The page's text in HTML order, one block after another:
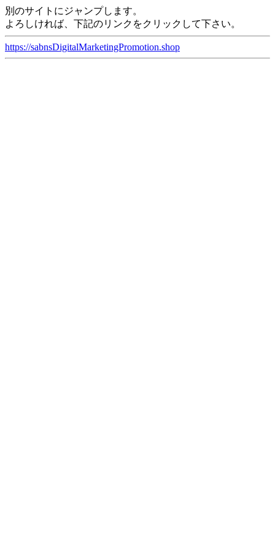
別のサイトにジャンプします。
よろしければ、下記のリンクをクリックして下さい。
https://sabnsDigitalMarketingPromotion.shop